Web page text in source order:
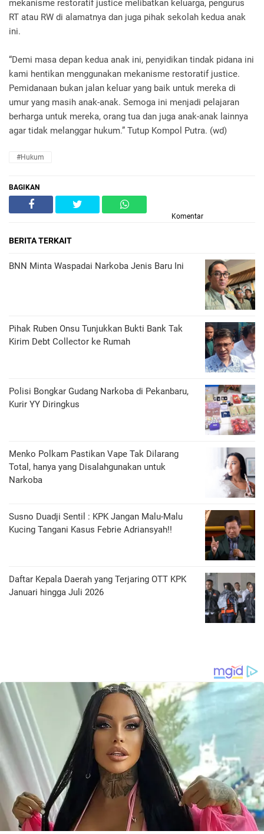
mekanisme restoratif justice melibatkan keluarga, pengurus
RT atau RW di alamatnya dan juga pihak sekolah kedua anak
ini.
“Demi masa depan kedua anak ini, penyidikan tindak pidana ini
kami hentikan menggunakan mekanisme restoratif justice.
Pemidanaan bukan jalan keluar yang baik untuk mereka di
umur yang masih anak-anak. Semoga ini menjadi pelajaran
berharga untuk mereka, orang tua dan juga anak-anak lainnya
agar tidak melanggar hukum.” Tutup Kompol Putra. (wd)
#Hukum
BAGIKAN
Komentar
BERITA TERKAIT
BNN Minta Waspadai Narkoba Jenis Baru Ini
Pihak Ruben Onsu Tunjukkan Bukti Bank Tak
Kirim Debt Collector ke Rumah
Polisi Bongkar Gudang Narkoba di Pekanbaru,
Kurir YY Diringkus
Menko Polkam Pastikan Vape Tak Dilarang
Total, hanya yang Disalahgunakan untuk
Narkoba
Susno Duadji Sentil : KPK Jangan Malu-Malu
Kucing Tangani Kasus Febrie Adriansyah!!
Daftar Kepala Daerah yang Terjaring OTT KPK
Januari hingga Juli 2026